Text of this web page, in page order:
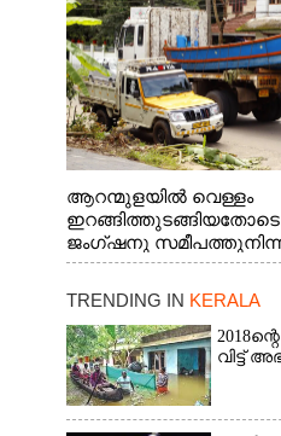
ആറന്മുളയിൽ വെള്ളം
ജംഗ്ഷനു
രക്ഷാപ്രവർത്തനത്തിന്
TRENDING IN KERALA
വിട്ട്